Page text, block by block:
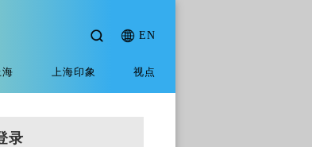
EN
上海印象 视点
录